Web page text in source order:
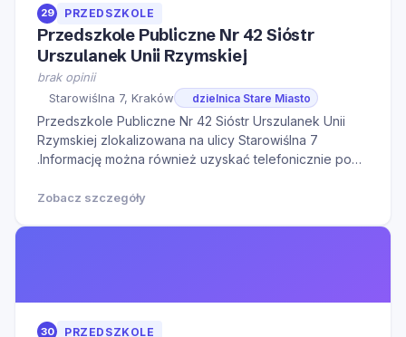
29 PRZEDSZKOLE
Przedszkole Publiczne Nr 42 Sióstr
Urszulanek Unii Rzymskiej
brak opinii
Starowiślna 7, Kraków
dzielnica Stare Miasto
Przedszkole Publiczne Nr 42 Sióstr Urszulanek Unii
Rzymskiej zlokalizowana na ulicy Starowiślna 7
.Informację można również uzyskać telefonicznie pod
do kontaktu w godzinach otwarcia oraz na Naszą
Zobacz szczegóły
30 PRZEDSZKOLE